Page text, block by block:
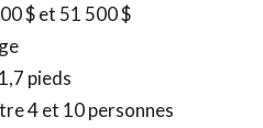
$ et 51 500 $
pieds
4 et 10 personnes